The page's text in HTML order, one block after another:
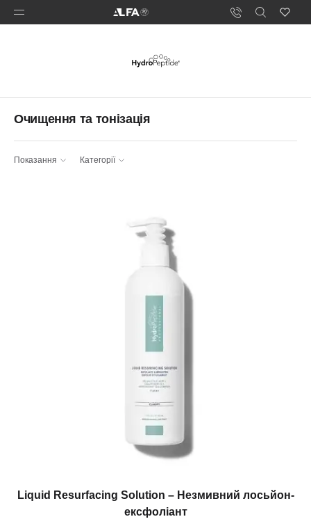
Очищення та тонізація
Показання Категорії
Liquid Resurfacing Solution – Незмивний лосьйон-
ексфоліант